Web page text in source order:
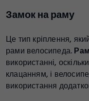
Замок на раму
Це тип кріплення,
рами велосипеда.
використанні,
клацанням, і
використання